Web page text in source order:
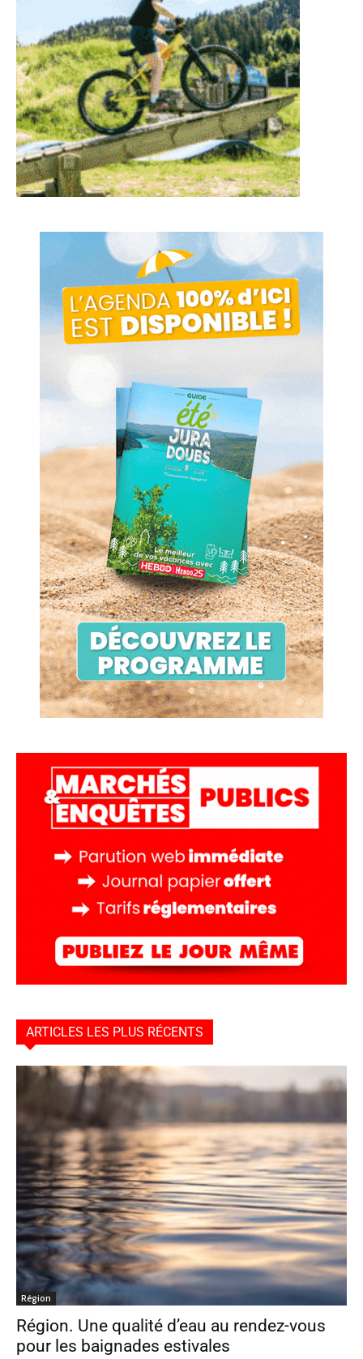
ARTICLES LES PLUS RÉCENTS
Région
Région. Une qualité d’eau au rendez-vous
pour les baignades estivales